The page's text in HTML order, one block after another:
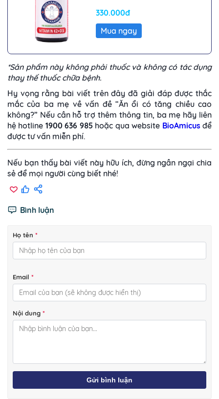
330.000đ
Mua ngay
*Sản phẩm này không phải thuốc và không có tác dụng
thay thế thuốc chữa bệnh.
Hy vọng rằng bài viết trên đây đã giải đáp được thắc
mắc của ba mẹ về vấn đề “Ăn ổi có tăng chiều cao
không?” Nếu cần hỗ trợ thêm thông tin, ba mẹ hãy liên
hệ hotline 1900 636 985 hoặc qua website BioAmicusđể
được tư vấn miễn phí.
Nếu bạn thấy bài viết này hữu ích, đừng ngần ngại chia
sẻ để mọi người cùng biết nhé!
Bình luận
Họ tên *
Email *
Nội dung *
Gửi bình luận